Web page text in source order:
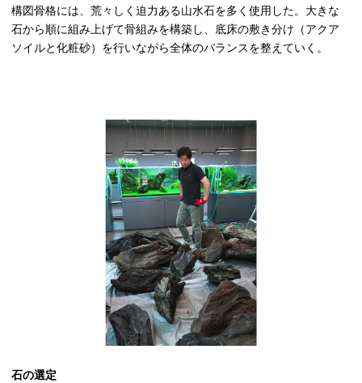
構図骨格には、荒々しく迫力ある山水石を多く使用した。大きな
石から順に組み上げて骨組みを構築し、底床の敷き分け（アクア
ソイルと化粧砂）を行いながら全体のバランスを整えていく。
石の選定